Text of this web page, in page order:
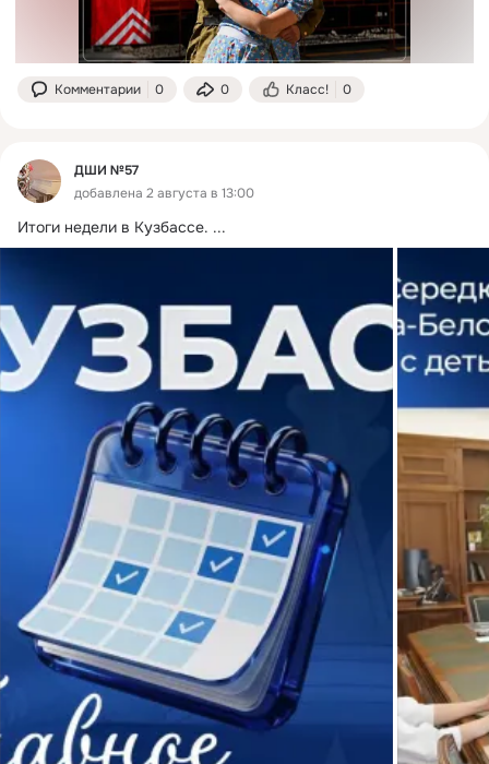
Комментарии 0 0 Класс! 0
ДШИ №57
добавлена 2 августа в 13:00
Итоги недели в Кузбассе. ...